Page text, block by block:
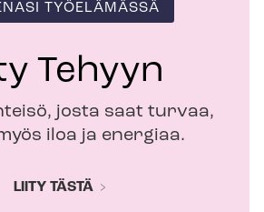
TYÖELÄMÄSSÄ
Tehyyn
josta saat turvaa,
iloa ja energiaa.
LIITY TÄSTÄ